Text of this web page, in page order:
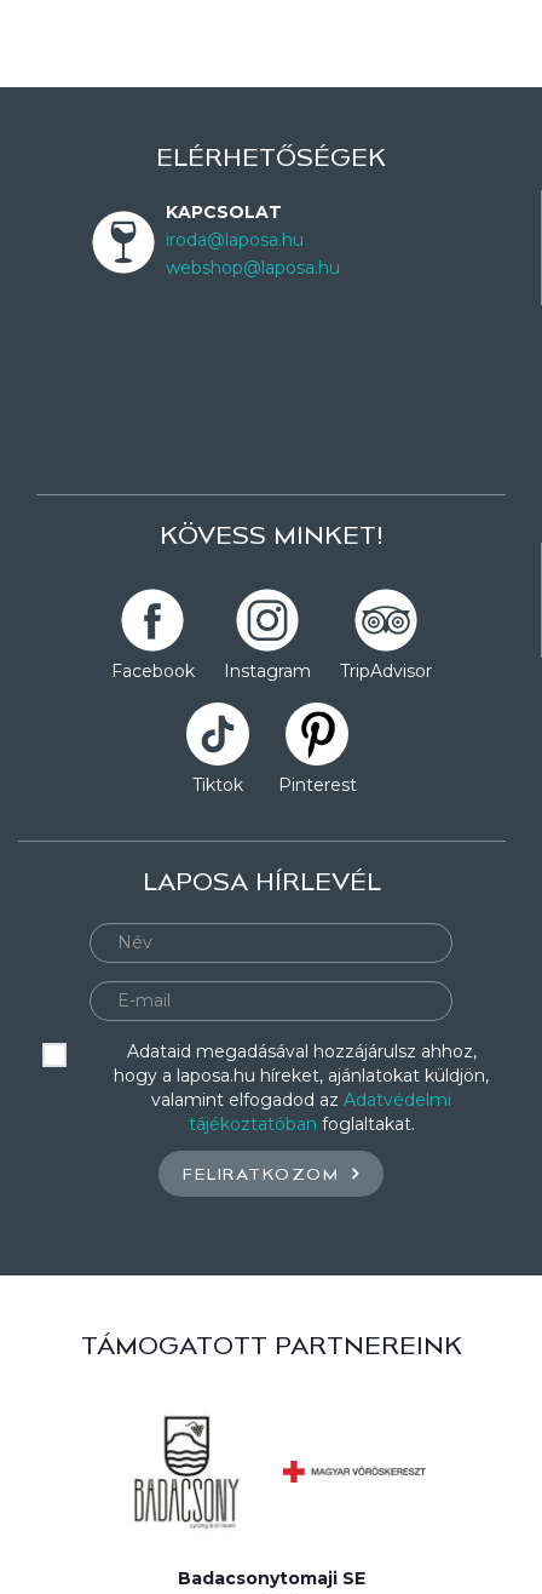
ELÉRHETŐSÉGEK
KAPCSOLAT
iroda@laposa.hu
webshop@laposa.hu
KÖVESS MINKET!
Facebook Instagram TripAdvisor
Tiktok Pinterest
LAPOSA HÍRLEVÉL
Adataid megadásával hozzájárulsz ahhoz,
hogy a laposa.hu híreket, ajánlatokat küldjön,
valamint elfogadod az Adatvédelmi
tájékoztatóban foglaltakat.
FELIRATKOZOM
TÁMOGATOTT PARTNEREINK
Badacsonytomaji SE